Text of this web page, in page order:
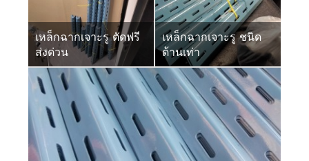
เหล็กฉากเจาะรู ตัดฟรี
ส่งด่วน
เหล็กฉากเจาะรู ชนิด
ด้านเท่า